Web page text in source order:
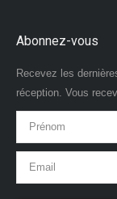
Abonnez-vous
Recevez les
réception. Vous